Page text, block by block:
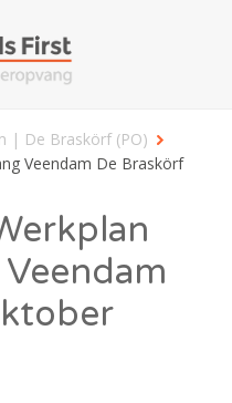
| De Braskörf (PO)
Veendam De Braskörf